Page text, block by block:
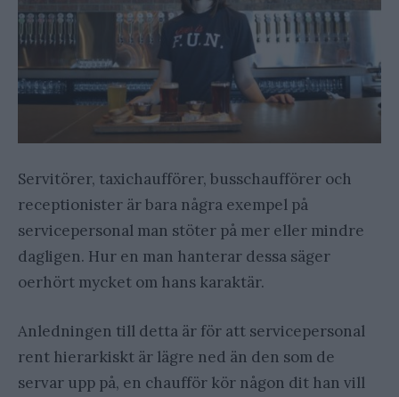
Servitörer, taxichaufförer, busschaufförer och
receptionister är bara några exempel på
servicepersonal man stöter på mer eller mindre
dagligen. Hur en man hanterar dessa säger
oerhört mycket om hans karaktär.
Anledningen till detta är för att servicepersonal
rent hierarkiskt är lägre ned än den som de
servar upp på, en chaufför kör någon dit han vill